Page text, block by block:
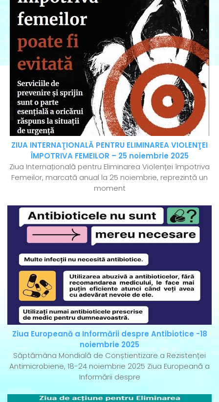
ZIUA INTERNAŢIONALĂ PENTRU ELIMINAREA VIOLENŢEI
ÎMPOTRIVA FEMEILOR – 25 noiembrie 2025
Ziua Internațională pentru Eliminarea Violenței împotriva
Femeilor, marcată anual la 25 noiembrie, reprezintă un
moment
Ziua Europeană a Informării despre Antibiotice -18
noiembrie 2025
Săptămâna Mondială de Conștientizare a Rezistenței
Antimicrobiene, 18-24 noiembrie 2025 Ziua Europeană a
Informării despre